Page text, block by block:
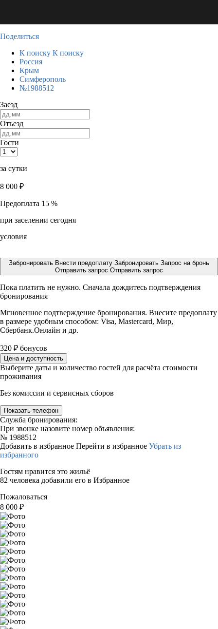
Поделиться
К поиску К поиску
Россия
Крым
Симферополь
№1988512
Заезд
Отъезд
Гости
за сутки
8 000 ₽
Предоплата 15 %
при заселении сегодня
условия
Забронировать Внести предоплату Забронировать Запрос на бронь
Отправить запрос Отправить запрос
Пока платить не нужно. Сначала дождитесь подтверждения
бронирования
Мгновенное подтверждение бронирования. Внесите предоплату
в размере удобным способом: Visa, Mastercard, Мир,
Сбербанк.Онлайн и др.
320 ₽ бонусов
Цена и доступность
Выберите даты и количество гостей для расчёта стоимости
проживания
Без комиссии и сервисных сборов
Показать телефон
Служба бронирования:
При звонке назовите номер объявления:
№ 1988512
Добавить в избранное Перейти в избранное Убрать из
избранного
Гостям нравится это жильё
82 человека добавили его в Избранное
Пожаловаться
8 000 ₽